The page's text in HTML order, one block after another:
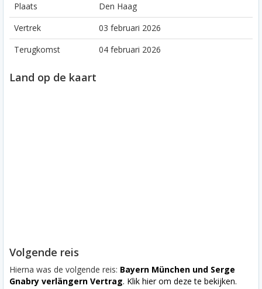
Plaats
Den Haag
Vertrek
03 februari 2026
Terugkomst
04 februari 2026
Land op de kaart
Volgende reis
Hierna was de volgende reis: Bayern München und Serge
Gnabry verlängern Vertrag. Klik hier om deze te bekijken.